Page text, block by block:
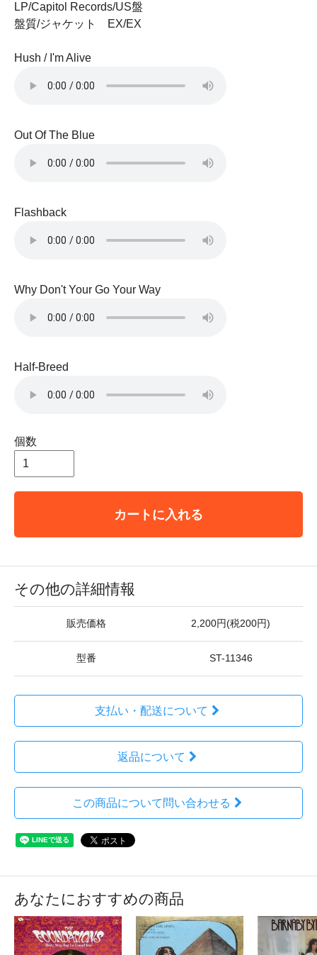
LP/Capitol Records/US盤
盤質/ジャケット EX/EX
Hush / I'm Alive
Out Of The Blue
Flashback
Why Don't Your Go Your Way
Half-Breed
個数
カートに入れる
その他の詳細情報
販売価格 2,200円(税200円)
型番 ST-11346
支払い・配送について
返品について
この商品について問い合わせる
あなたにおすすめの商品